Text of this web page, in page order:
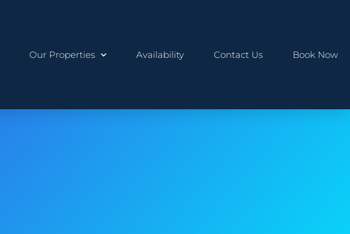
Our Properties Availability Contact Us Book Now